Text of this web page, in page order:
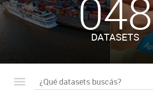
048
DATASETS